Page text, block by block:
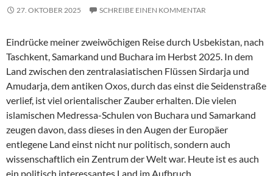
27. OKTOBER 2025 SCHREIBE EINEN KOMMENTAR
Eindrücke meiner zweiwöchigen Reise durch Usbekistan, nach
Taschkent, Samarkand und Buchara im Herbst 2025. In dem
Land zwischen den zentralasiatischen Flüssen Sirdarja und
Amudarja, dem antiken Oxos, durch das einst die Seidenstraße
verlief, ist viel orientalischer Zauber erhalten. Die vielen
islamischen Medressa-Schulen von Buchara und Samarkand
zeugen davon, dass dieses in den Augen der Europäer
entlegene Land einst nicht nur politisch, sondern auch
wissenschaftlich ein Zentrum der Welt war. Heute ist es auch
ein politisch interessantes Land im Aufbruch.